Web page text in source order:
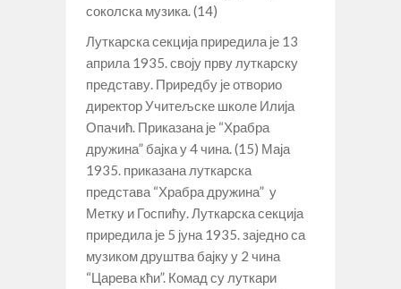
соколска музика. (14)
Луткарска секција приредила је 13
априла 1935. своју прву луткарску
представу. Приредбу је отворио
директор Учитељске школе Илија
Опачић. Приказана је “Храбра
дружина” бајка у 4 чина. (15) Маја
1935. приказана луткарска
представа “Храбра дружина” у
Метку и Госпићу. Луткарска секција
приредила је 5 јуна 1935. заједно са
музиком друштва бајку у 2 чина
“Царева кћи”. Комад су луткари